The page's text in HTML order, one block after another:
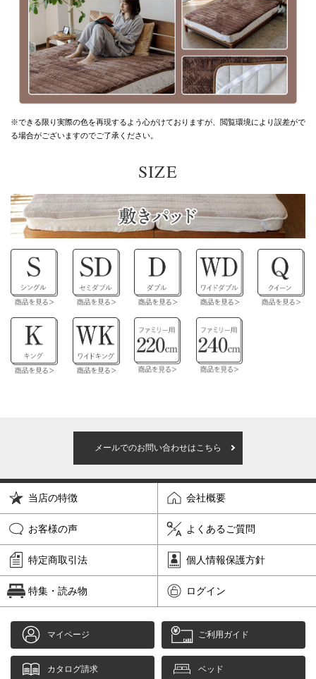
※できる限り実際の色を再現するよう心がけておりますが、 閲覧環境により誤差がで
る場合がございますのでご了承ください。
SIZE
メールでのお問い合わせはこちら
当店の特徴 会社概要
お客様の声 よくあるご質問
特定商取引法 個人情報保護方針
特集・読み物 ログイン
マイページ ご利用ガイド
カタログ請求 ベッド